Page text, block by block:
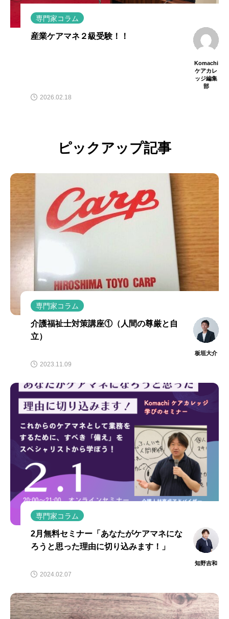
専門家コラム
【社会の厳しさを乗り越えるためには】
知野吉和
ピックアップ記事
専門家コラム
介護福祉士対策講座①（人間の尊厳と自
立）
板垣大介
2023.11.09
専門家コラム
2月無料セミナー「あなたがケアマネにな
ろうと思った理由に切り込みます！」
知野吉和
2024.02.07